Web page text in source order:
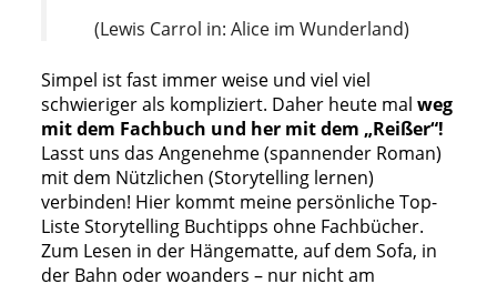
(Lewis Carrol in: Alice im Wunderland)
Simpel ist fast immer weise und viel viel
schwieriger als kompliziert. Daher heute mal weg
mit dem Fachbuch und her mit dem „Reißer“!
Lasst uns das Angenehme (spannender Roman)
mit dem Nützlichen (Storytelling lernen)
verbinden! Hier kommt meine persönliche Top-
Liste Storytelling Buchtipps ohne Fachbücher.
Zum Lesen in der Hängematte, auf dem Sofa, in
der Bahn oder woanders – nur nicht am